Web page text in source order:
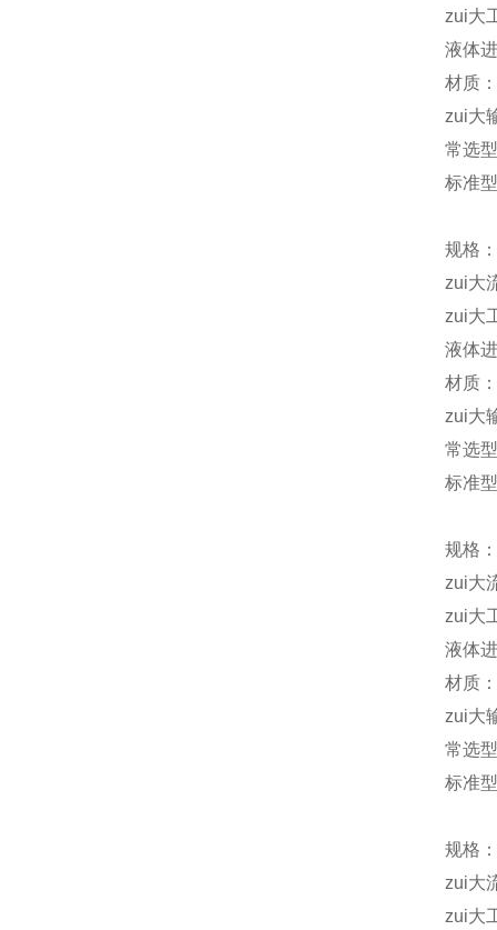
zui大
液体
材质
zui大
常选
标准
规格
zui大
zui大
液体
材质
zui大
常选
标准
规格
zui大
zui大
液体
材质
zui大
常选
标准
规格
zui大
zui大